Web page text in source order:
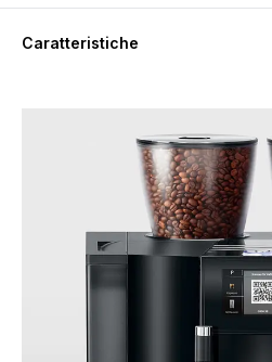
Caratteristiche